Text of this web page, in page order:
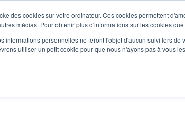
des cookies sur votre ordinateur. Ces cookies permettent
médias. Pour obtenir plus d'informations sur les cookies
informations personnelles ne feront l'objet d'aucun suivi lors
utiliser un petit cookie pour que nous n'ayons pas à vous
Le podcast